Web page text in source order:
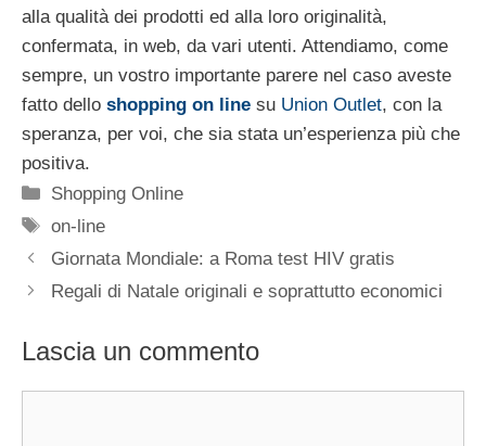
alla qualità dei prodotti ed alla loro originalità,
confermata, in web, da vari utenti. Attendiamo, come
sempre, un vostro importante parere nel caso aveste
fatto dello shopping on line su Union Outlet, con la
speranza, per voi, che sia stata un’esperienza più che
positiva.
Categorie
Shopping Online
Tag
on-line
Giornata Mondiale: a Roma test HIV gratis
Regali di Natale originali e soprattutto economici
Lascia un commento